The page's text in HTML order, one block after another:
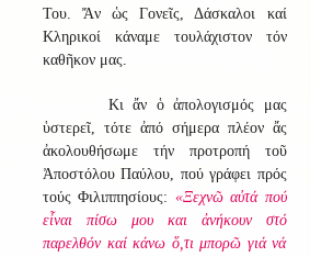
Του. Ἄν ὡς Γονεῖς, Δάσκαλοι καί
Κληρικοί κάναμε τουλάχιστον τόν
καθῆκον μας.
Κι ἄν ὁ ἀπολογισμός μας
ὑστερεῖ, τότε ἀπό σήμερα πλέον ἄς
ἀκολουθήσωμε τήν προτροπή τοῦ
Ἀποστόλου Παύλου, πού γράφει πρός
τούς Φιλιππησίους: «Ξεχνῶ αὐτά πού
εἶναι πίσω μου και ἀνήκουν στό
παρελθόν καί κάνω ὅ,τι μπορῶ γιά νά